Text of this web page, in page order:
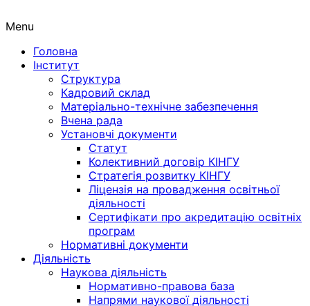
Menu
Головна
Інститут
Структура
Кадровий склад
Матеріально-технічне забезпечення
Вчена рада
Установчі документи
Статут
Колективний договір КІНГУ
Стратегія розвитку КІНГУ
Ліцензія на провадження освітньої
діяльності
Сертифікати про акредитацію освітніх
програм
Нормативні документи
Діяльність
Наукова діяльність
Нормативно-правова база
Напрями наукової діяльності